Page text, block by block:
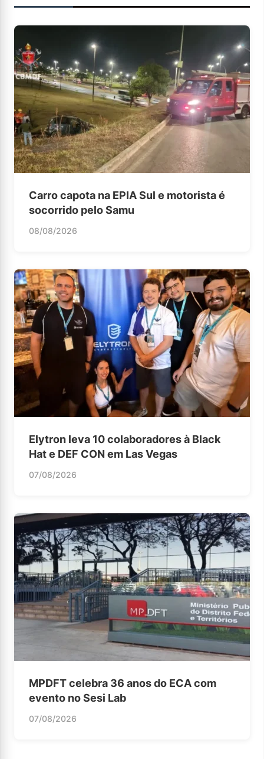
Carro capota na EPIA Sul e motorista é
socorrido pelo Samu
08/08/2026
Elytron leva 10 colaboradores à Black
Hat e DEF CON em Las Vegas
07/08/2026
MPDFT celebra 36 anos do ECA com
evento no Sesi Lab
07/08/2026